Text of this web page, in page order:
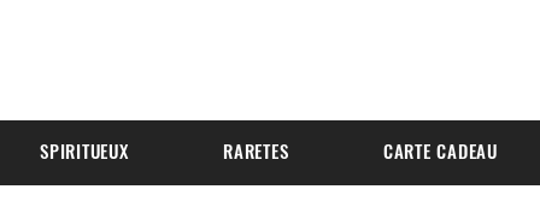
SPIRITUEUX RARETES CARTE CADEAU